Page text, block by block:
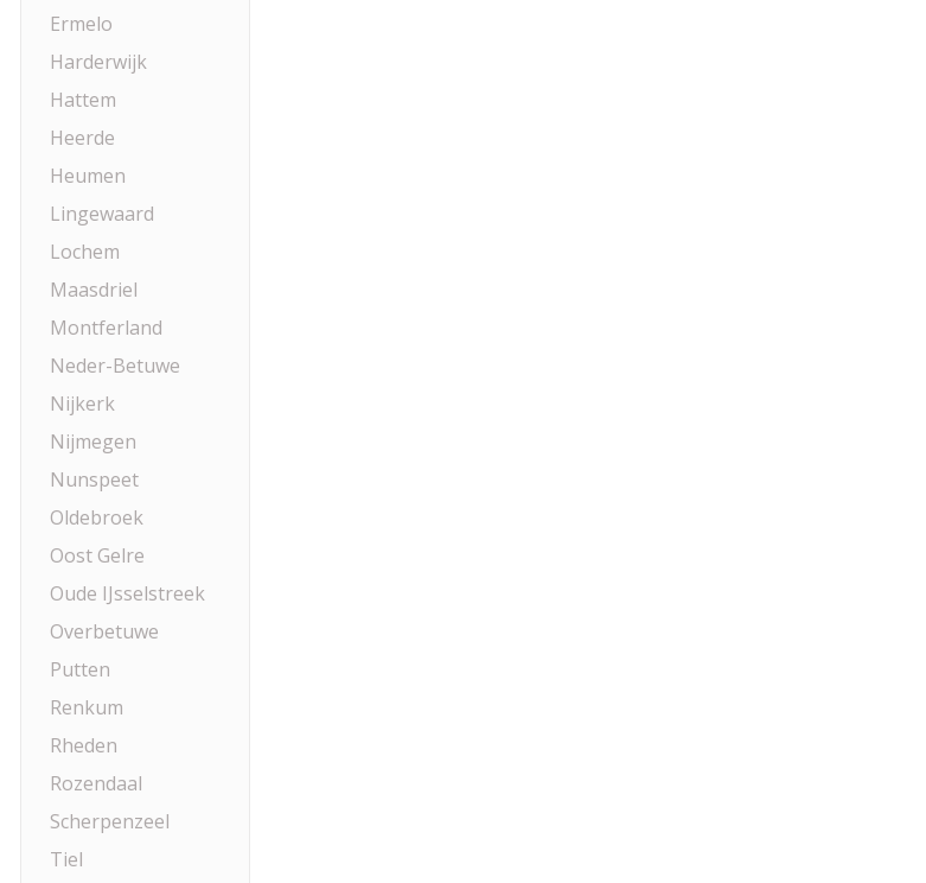
Ermelo
Harderwijk
Hattem
Heerde
Heumen
Lingewaard
Lochem
Maasdriel
Montferland
Neder-Betuwe
Nijkerk
Nijmegen
Nunspeet
Oldebroek
Oost Gelre
Oude IJsselstreek
Overbetuwe
Putten
Renkum
Rheden
Rozendaal
Scherpenzeel
Tiel